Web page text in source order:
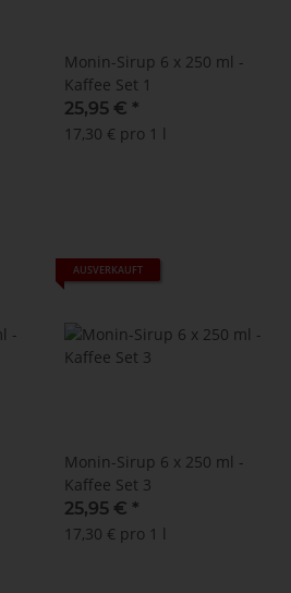
Monin-Sirup 6 x 250 ml -
Kaffee Set 1
25,95 € *
17,30 € pro 1 l
AUSVERKAUFT
Monin-Sirup 6 x 250 ml -
Kaffee Set 3
25,95 € *
17,30 € pro 1 l